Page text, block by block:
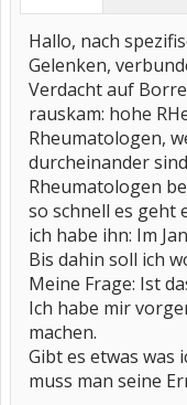
Hallo, nach
Gelenken,
Verdacht auf
rauskam: hohe
Rheumatologen,
durcheinander
Rheumatologen
so schnell es geht
ich habe ihn: Im
Bis dahin soll ich
Meine Frage: Ist
Ich habe mir
machen.
Gibt es etwas was
muss man seine